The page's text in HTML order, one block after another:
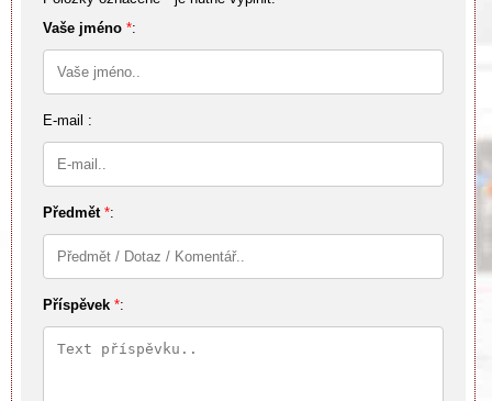
Vaše jméno *:
E-mail :
Předmět *:
Příspěvek *: